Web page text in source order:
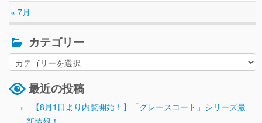
« 7月
カテゴリー
最近の投稿
【8月1日より内覧開始！】「グレースコート」シリーズ最